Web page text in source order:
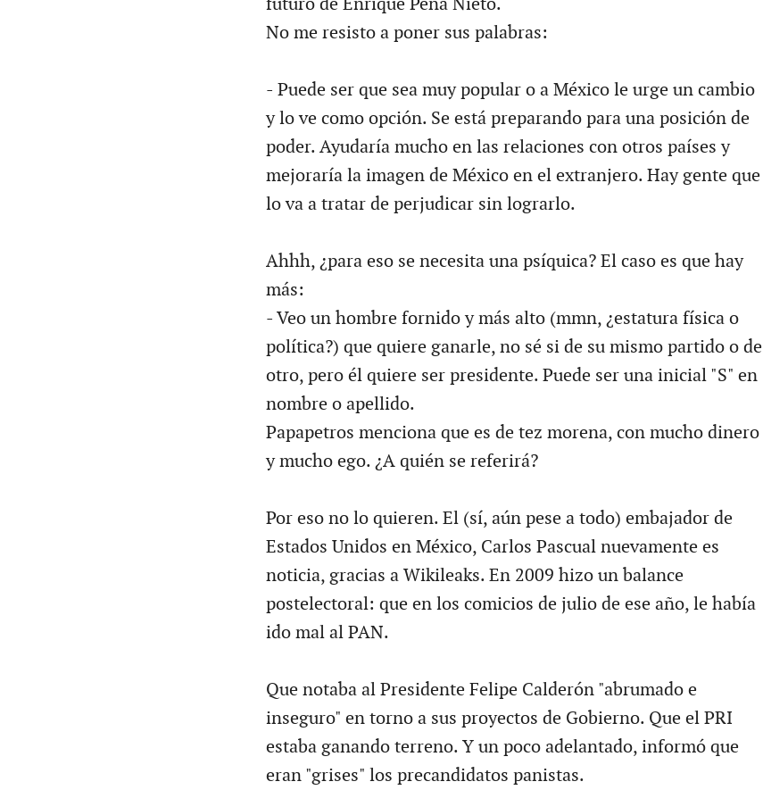
futuro de Enrique Peña Nieto.
No me resisto a poner sus palabras:
- Puede ser que sea muy popular o a México le urge un cambio
y lo ve como opción. Se está preparando para una posición de
poder. Ayudaría mucho en las relaciones con otros países y
mejoraría la imagen de México en el extranjero. Hay gente que
lo va a tratar de perjudicar sin lograrlo.
Ahhh, ¿para eso se necesita una psíquica? El caso es que hay
más:
- Veo un hombre fornido y más alto (mmn, ¿estatura física o
política?) que quiere ganarle, no sé si de su mismo partido o de
otro, pero él quiere ser presidente. Puede ser una inicial "S" en
nombre o apellido.
Papapetros menciona que es de tez morena, con mucho dinero
y mucho ego. ¿A quién se referirá?
Por eso no lo quieren. El (sí, aún pese a todo) embajador de
Estados Unidos en México, Carlos Pascual nuevamente es
noticia, gracias a Wikileaks. En 2009 hizo un balance
postelectoral: que en los comicios de julio de ese año, le había
ido mal al PAN.
Que notaba al Presidente Felipe Calderón "abrumado e
inseguro" en torno a sus proyectos de Gobierno. Que el PRI
estaba ganando terreno. Y un poco adelantado, informó que
eran "grises" los precandidatos panistas.